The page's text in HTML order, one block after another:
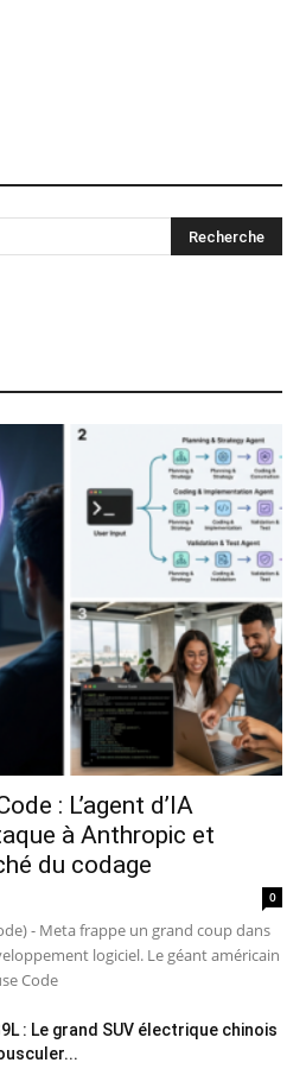
: L’agent d’IA
à Anthropic et
du codage
0
- Meta frappe un grand coup dans
logiciel. Le géant américain
Code
: Le grand SUV électrique chinois